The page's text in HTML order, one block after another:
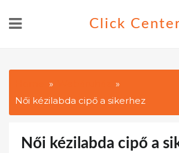
Click
Női kézilabda cipő a sikerhez
Női kézilabda cipő a